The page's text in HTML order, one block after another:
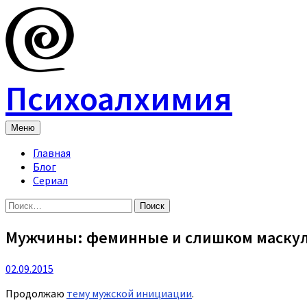
Skip
to
content
Психоалхимия
Меню
Главная
Блог
Сериал
Найти:
Мужчины: феминные и слишком
02.09.2015
Продолжаю тему мужской инициации.